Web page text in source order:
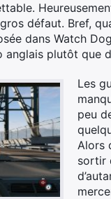
défaut. Bref,
dans Watch
anglais plutôt
Les
peu
Alors
sortir